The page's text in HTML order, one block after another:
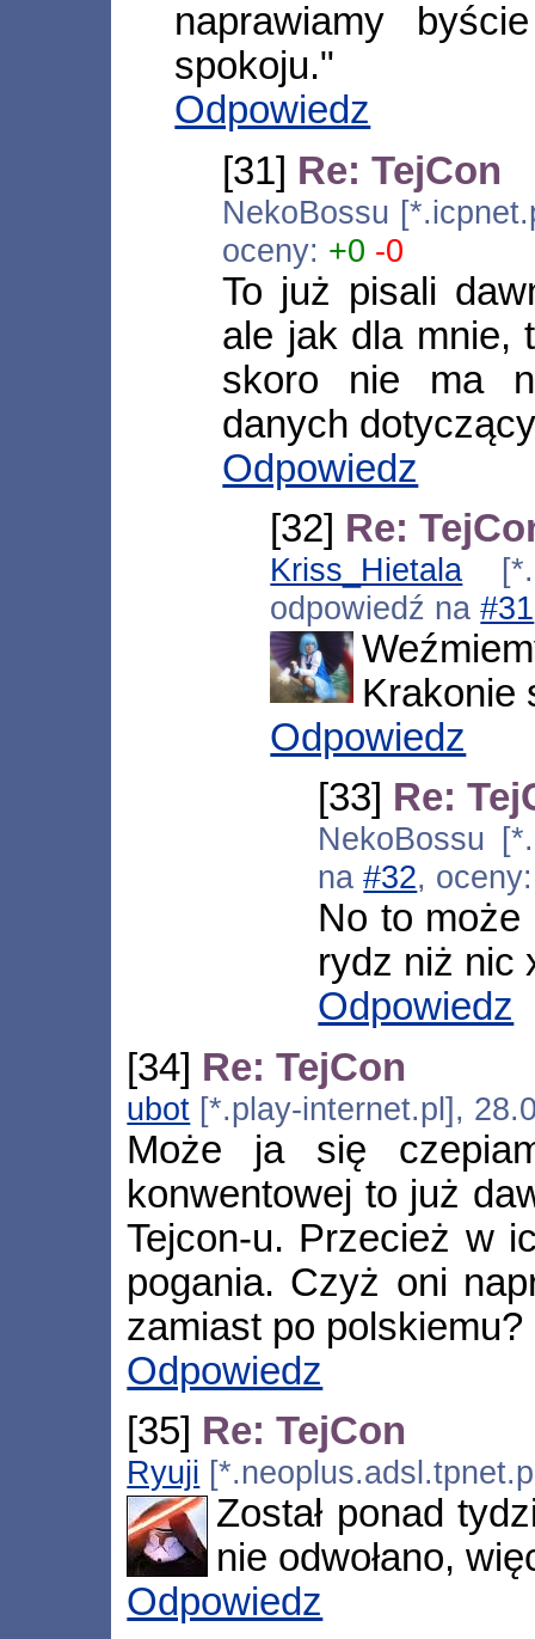
naprawiamy
spokoju."
Odpowiedz
[31] Re: TejCon
NekoBossu
oceny: +0 -0
To już pisali
ale jak dla mnie,
skoro nie ma
danych
Odpowiedz
[32] Re:
Kriss_Hietala
odpowiedź na#31
Krakonie
Odpowiedz
[33] Re:
NekoBossu
na#32,
No to może
rydz niż nic
Odpowiedz
[34] Re: TejCon
ubot [*.play-internet.pl],
Może ja się
konwentowej to już
Tejcon-u. Przecież w
pogania. Czyż oni
zamiast po polskiemu?
Odpowiedz
[35] Re: TejCon
Ryuji
Został ponad
nie odwołano,
Odpowiedz